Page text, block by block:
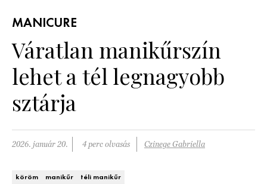
SZÉPSÉG
ÉLETMÓD
PÁRKAPCSOLAT
MANICURE
Váratlan manikűrszín
lehet a tél legnagyobb
sztárja
2026. január 20. 4 perc olvasás Czinege Gabriella
köröm manikűr téli manikűr